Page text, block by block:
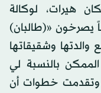
من سكان هيرات، لوكالة
يصرخون «(طالبان)
وشقيقاتها
بالنسبة لي
وتقدمت خطوات أن